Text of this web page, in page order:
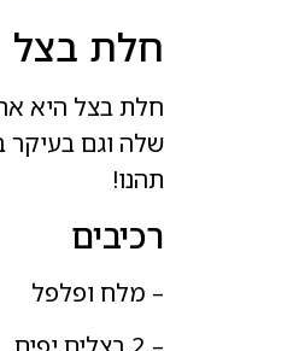
חלת בצל
חלת בצל היא
שלה וגם בעיקר
תהנו!
רכיבים
– מלח ופלפל